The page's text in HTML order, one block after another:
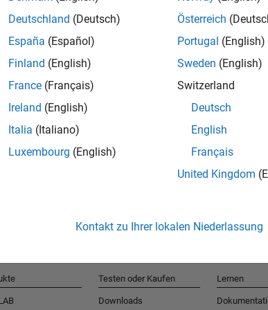
Deutschland (Deutsch)
España (Español)
Finland (English)
France (Français)
Ireland (English)
Italia (Italiano)
Luxembourg (English)
Österreich
Portugal (English)
Sweden (English)
Switzerland
Deutsch
English
Français
United Kingdom
Kontakt zu Ihrer lokalen Niederlassung
Testen oder Kaufen
Downloads
Lernen